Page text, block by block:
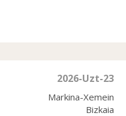
2026-Uzt-23
Markina-Xemein
Bizkaia